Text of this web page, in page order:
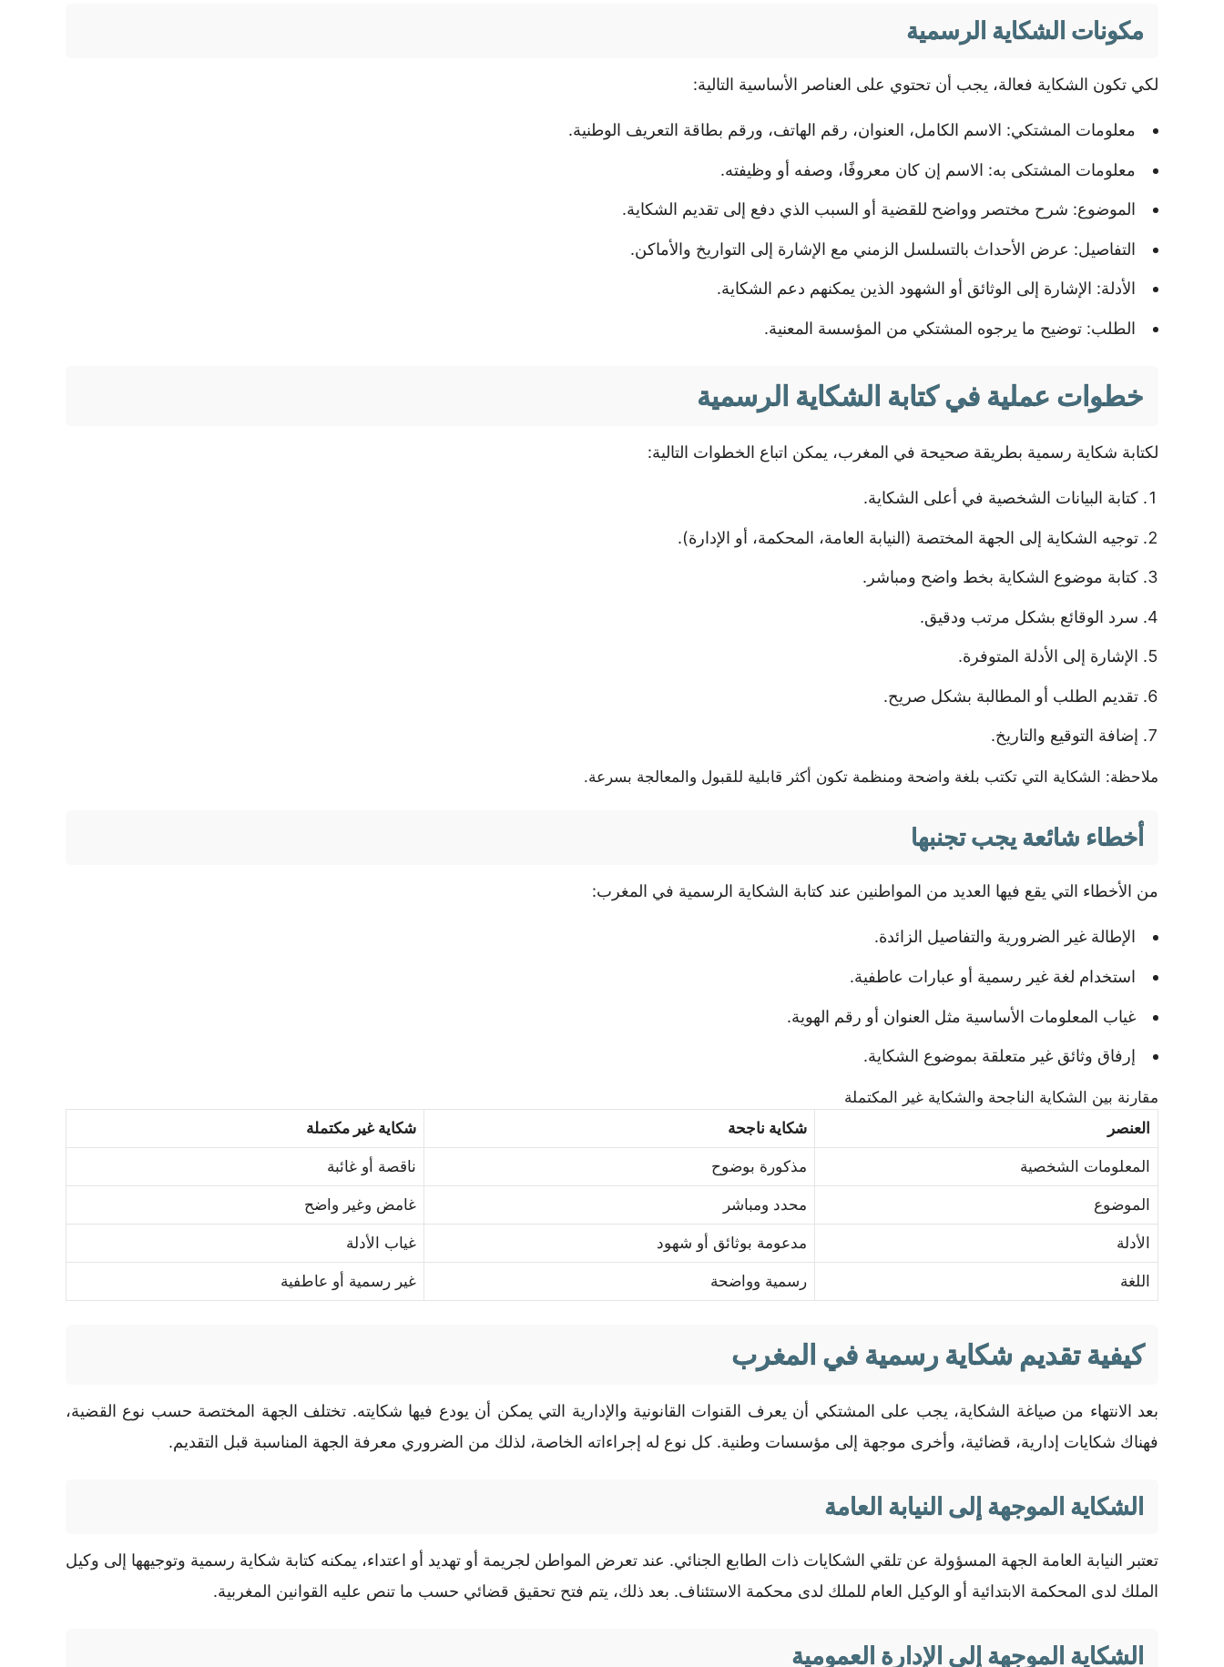
مكونات الشكاية الرسمية
لكي تكون الشكاية فعالة، يجب أن تحتوي على العناصر الأساسية التالية:
معلومات المشتكي: الاسم الكامل، العنوان، رقم الهاتف، ورقم بطاقة التعريف الوطنية.
معلومات المشتكى به: الاسم إن كان معروفًا، وصفه أو وظيفته.
الموضوع: شرح مختصر وواضح للقضية أو السبب الذي دفع إلى تقديم الشكاية.
التفاصيل: عرض الأحداث بالتسلسل الزمني مع الإشارة إلى التواريخ والأماكن.
الأدلة: الإشارة إلى الوثائق أو الشهود الذين يمكنهم دعم الشكاية.
الطلب: توضيح ما يرجوه المشتكي من المؤسسة المعنية.
خطوات عملية في كتابة الشكاية الرسمية
لكتابة شكاية رسمية بطريقة صحيحة في المغرب، يمكن اتباع الخطوات التالية:
كتابة البيانات الشخصية في أعلى الشكاية.
توجيه الشكاية إلى الجهة المختصة (النيابة العامة، المحكمة، أو الإدارة).
كتابة موضوع الشكاية بخط واضح ومباشر.
سرد الوقائع بشكل مرتب ودقيق.
الإشارة إلى الأدلة المتوفرة.
تقديم الطلب أو المطالبة بشكل صريح.
إضافة التوقيع والتاريخ.
ملاحظة: الشكاية التي تكتب بلغة واضحة ومنظمة تكون أكثر قابلية للقبول والمعالجة بسرعة.
أخطاء شائعة يجب تجنبها
من الأخطاء التي يقع فيها العديد من المواطنين عند كتابة الشكاية الرسمية في المغرب:
الإطالة غير الضرورية والتفاصيل الزائدة.
استخدام لغة غير رسمية أو عبارات عاطفية.
غياب المعلومات الأساسية مثل العنوان أو رقم الهوية.
إرفاق وثائق غير متعلقة بموضوع الشكاية.
مقارنة بين الشكاية الناجحة والشكاية غير المكتملة
العنصر
شكاية ناجحة شكاية غير مكتملة
المعلومات الشخصية مذكورة بوضوح ناقصة أو غائبة
الموضوع محدد ومباشر غامض وغير واضح
الأدلة مدعومة بوثائق أو شهود غياب الأدلة
اللغة رسمية وواضحة غير رسمية أو عاطفية
كيفية تقديم شكاية رسمية في المغرب
بعد الانتهاء من صياغة الشكاية، يجب على المشتكي أن يعرف القنوات القانونية والإدارية التي يمكن أن يودع فيها شكايته. تختلف الجهة المختصة حسب نوع القضية،
فهناك شكايات إدارية، قضائية، وأخرى موجهة إلى مؤسسات وطنية. كل نوع له إجراءاته الخاصة، لذلك من الضروري معرفة الجهة المناسبة قبل التقديم.
الشكاية الموجهة إلى النيابة العامة
تعتبر النيابة العامة الجهة المسؤولة عن تلقي الشكايات ذات الطابع الجنائي. عند تعرض المواطن لجريمة أو تهديد أو اعتداء، يمكنه كتابة شكاية رسمية وتوجيهها إلى وكيل
الملك لدى المحكمة الابتدائية أو الوكيل العام للملك لدى محكمة الاستئناف. بعد ذلك، يتم فتح تحقيق قضائي حسب ما تنص عليه القوانين المغربية.
الشكاية الموجهة إلى الإدارة العمومية